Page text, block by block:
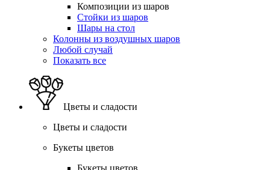
Композиции из шаров
Стойки из шаров
Шары на стол
Колонны из воздушных шаров
Любой случай
Показать все
Цветы и сладости
Цветы и сладости
Букеты цветов
Букеты цветов